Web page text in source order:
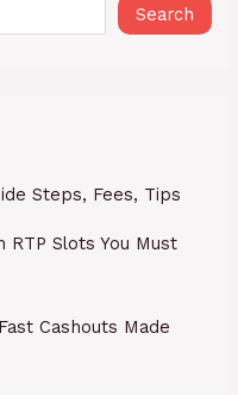
Search
Steps, Fees, Tips
RTP Slots You Must
Cashouts Made